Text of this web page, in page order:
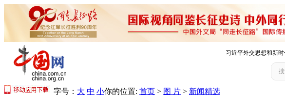
字号： 大 中 小你的位置: 首页 > 图 片 > 新闻精选